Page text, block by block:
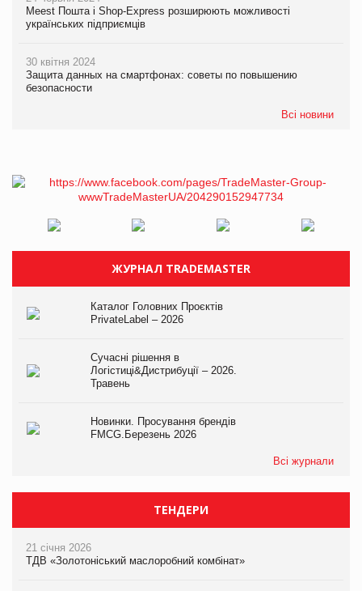
Meest Пошта і Shop-Express розширюють можливості
українських підприємців
30 квітня 2024
Защита данных на смартфонах: советы по повышению
безопасности
Всі новини
ЖУРНАЛ TRADEMASTER
Каталог Головних Проєктів
PrivateLabel – 2026
Сучасні рішення в
Логістиці&Дистрибуції – 2026.
Травень
Новинки. Просування брендів
FMCG.Березень 2026
Всі журнали
ТЕНДЕРИ
21 січня 2026
ТДВ «Золотоніський маслоробний комбінат»